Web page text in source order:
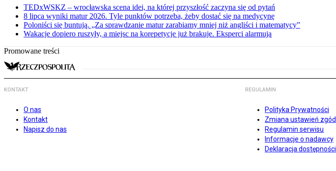
TEDxWSKZ – wrocławska scena idei, na której przyszłość zaczyna się od pytań
8 lipca wyniki matur 2026. Tyle punktów potrzeba, żeby dostać się na medycynę
Poloniści się buntują. „Za sprawdzanie matur zarabiamy mniej niż angliści i matematycy”
Wakacje dopiero ruszyły, a miejsc na korepetycje już brakuje. Eksperci alarmują
Promowane treści
KONTAKT
O nas
Kontakt
Napisz do nas
REGULAMIN
Polityka Prywatności
Zmiana ustawień zgód
Regulamin serwisu
Informacje o nadawcy
Deklaracja dostępności